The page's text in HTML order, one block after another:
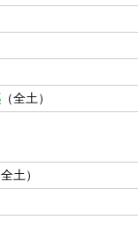
（全土）
全土）